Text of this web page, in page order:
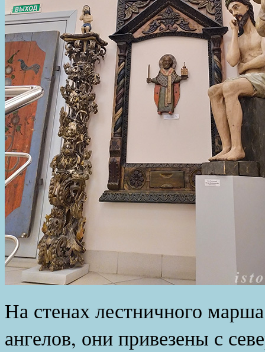
На стенах лестничного
ангелов, они привезены с